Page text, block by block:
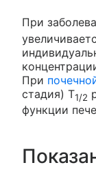
При
При
стадия) Т1/2
функции